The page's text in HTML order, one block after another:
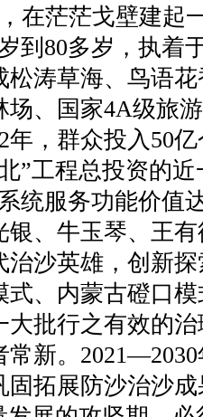
在茫茫戈壁建起
到80多岁，执着
松涛草海、鸟语
场、国家4A级旅
年，群众投入50
”工程总投资的
统服务功能价值
、牛玉琴、王
治沙英雄，创新
式、内蒙古磴口
大批行之有效的
新。2021—2030
固拓展防沙治沙